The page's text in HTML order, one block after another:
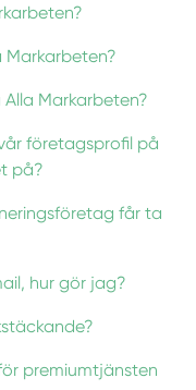
Markarbeten?
Markarbeten?
företagsprofil på
på?
får ta
hur gör jag?
premiumtjänsten